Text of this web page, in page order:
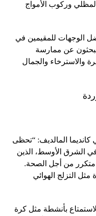
المظلي وركوب الأمواج
الوجهات للمقيمين في
يبحثون عن ممارسة
والاسترخاء والجمال
كانديما المالديف: “تحظى
الشرق الأوسط، الذين
متكرر من أجل الصحة.
مثل التزلج الهوائي
بأنشطة مثل كرة